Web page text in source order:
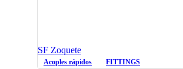
SF Zoquete
Acoples rápidos FITTINGS